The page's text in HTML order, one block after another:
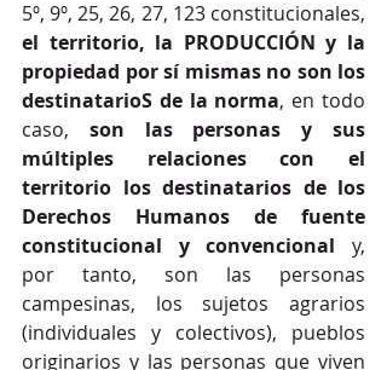
el territorio, la PRODUCCIÓN y la
propiedad por sí mismas no son los
destinatarioS de la norma, en todo
caso, son las personas y sus
múltiples relaciones con el
territorio los destinatarios de los
Derechos Humanos de fuente
constitucional y convencional y,
por tanto, son las personas
campesinas, los sujetos agrarios
(individuales y colectivos), pueblos
originarios y las personas que viven